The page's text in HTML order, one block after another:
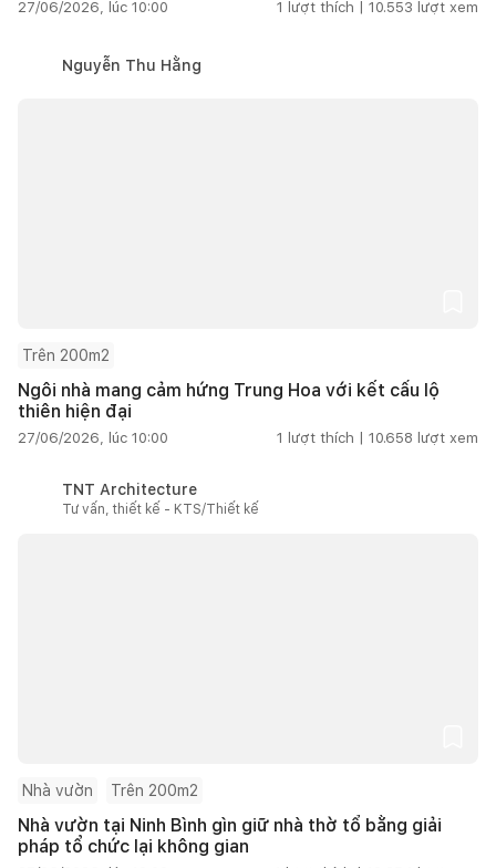
27/06/2026, lúc 10:00 1 lượt thích | 10.553 lượt xem
Nguyễn Thu Hằng
Trên 200m2
Ngôi nhà mang cảm hứng Trung Hoa với kết cấu lộ
thiên hiện đại
27/06/2026, lúc 10:00 1 lượt thích | 10.658 lượt xem
TNT Architecture
Tư vấn, thiết kế - KTS/Thiết kế
Nhà vườn Trên 200m2
Nhà vườn tại Ninh Bình gìn giữ nhà thờ tổ bằng giải
pháp tổ chức lại không gian